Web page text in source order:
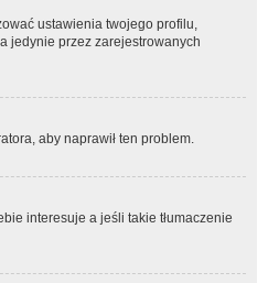
ustawienia twojego profilu,
jedynie przez zarejestrowanych
aby naprawił ten problem.
interesuje a jeśli takie tłumaczenie